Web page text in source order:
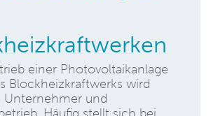
einer Photovoltaikanlage
Blockheizkraftwerks wird
Unternehmer und
Häufig stellt sich bei